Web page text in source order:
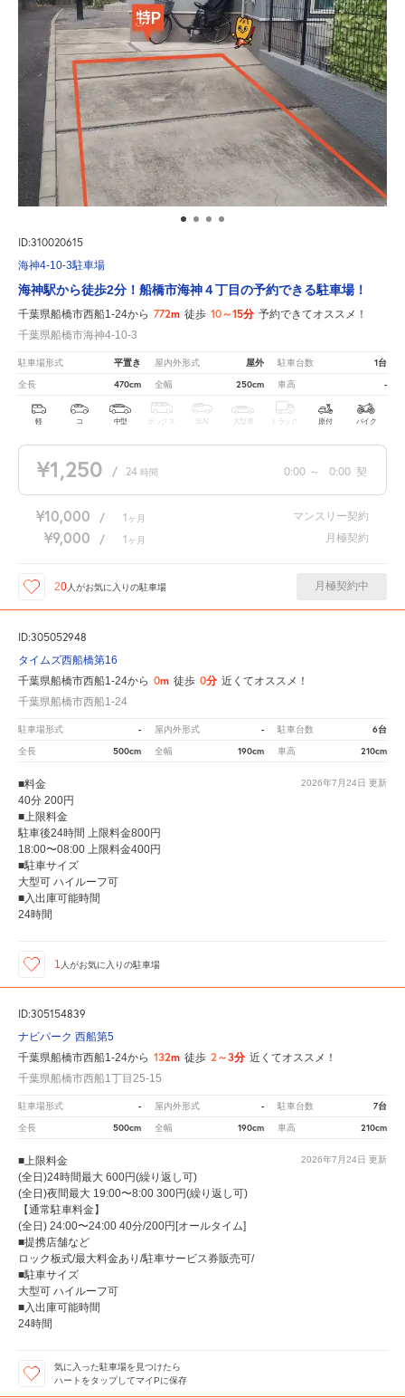
ID:310020615
海神4-10-3駐車場
海神駅から徒歩2分！船橋市海神４丁目の予約できる駐車場！
千葉県船橋市西船1-24から 772m 徒歩 10～15分 予約できてオススメ！
千葉県船橋市海神4-10-3
駐車場形式 平置き 屋内外形式 屋外 駐車台数 1台
全長 470cm 全幅 250cm 車高 -
軽 コ 中型 ボックス SUV 大型車 トラック 原付 バイク
¥1,250 / 24 時間 0:00 ～ 0:00 契
¥10,000 / 1 ヶ月 マンスリー契約
¥9,000 / 1 ヶ月 月極契約
20 人がお気に入りの駐車場 月極契約中
ID:305052948
タイムズ西船橋第16
千葉県船橋市西船1-24から 0m 徒歩 0分 近くてオススメ！
千葉県船橋市西船1-24
駐車場形式 - 屋内外形式 - 駐車台数 6台
全長 500cm 全幅 190cm 車高 210cm
2026年7月24日 更新
■料金
40分 200円
■上限料金
駐車後24時間 上限料金800円
18:00〜08:00 上限料金400円
■駐車サイズ
大型可 ハイルーフ可
■入出庫可能時間
24時間
1 人がお気に入りの駐車場
ID:305154839
ナビパーク 西船第5
千葉県船橋市西船1-24から 132m 徒歩 2～3分 近くてオススメ！
千葉県船橋市西船1丁目25-15
駐車場形式 - 屋内外形式 - 駐車台数 7台
全長 500cm 全幅 190cm 車高 210cm
2026年7月24日 更新
■上限料金
(全日)24時間最大 600円(繰り返し可)
(全日)夜間最大 19:00〜8:00 300円(繰り返し可)
【通常駐車料金】
(全日) 24:00〜24:00 40分/200円[オールタイム]
■提携店舗など
ロック板式/最大料金あり/駐車サービス券販売可/
■駐車サイズ
大型可 ハイルーフ可
■入出庫可能時間
24時間
気に入った駐車場を見つけたら
ハートをタップしてマイPに保存